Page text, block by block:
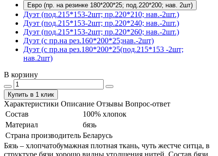
Евро (пр. на резинке 180*200*25; под.220*200; нав. 2шт)
Дуэт (под.215*153-2шт; пр.220*210; нав.-2шт.)
Дуэт (под.215*153-2шт; пр.220*240; нав.-2шт.)
Дуэт (под.215*153-2шт; пр.220*260; нав.-2шт.)
Дуэт (с пр.на рез.160*200*25;нав.-2шт)
Дуэт (с пр.на рез.180*200*25(под.215*153 -2шт;
нав.2шт)
В корзину
Купить в 1 клик
Характеристики Описание Отзывы Вопрос-ответ
Состав
100% хлопок
Материал
бязь
Страна производитель Беларусь
Бязь – хлопчатобумажная плотная ткань, чуть жестче ситца, в
структуре бязи хорошо видны утолщения нитей. Состав бязи